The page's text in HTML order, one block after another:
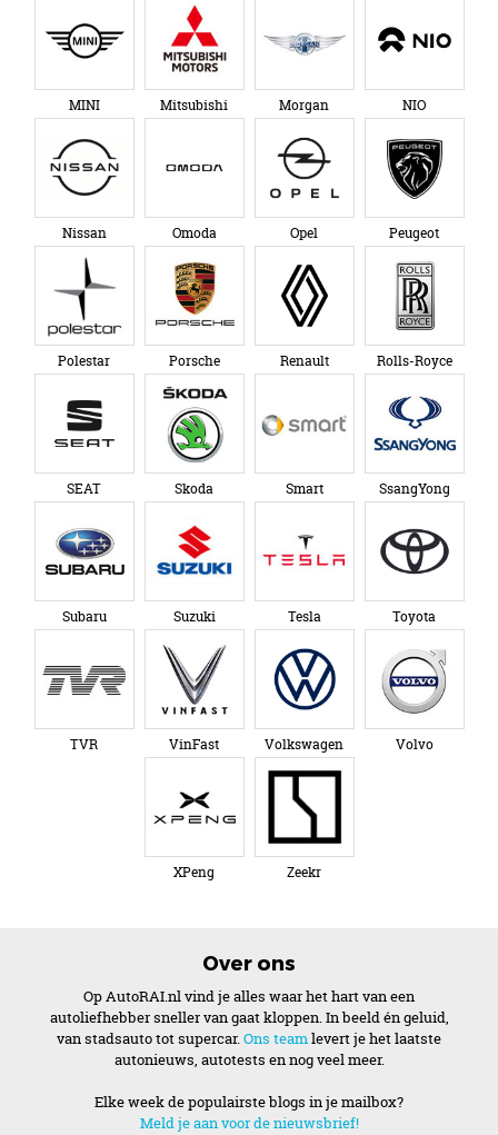
MINI Mitsubishi Morgan NIO
Nissan Omoda Opel Peugeot
Polestar Porsche Renault Rolls-Royce
SEAT Skoda Smart SsangYong
Subaru Suzuki Tesla Toyota
TVR VinFast Volkswagen Volvo
XPeng Zeekr
Over ons
Op AutoRAI.nl vind je alles waar het hart van een
autoliefhebber sneller van gaat kloppen. In beeld én geluid,
van stadsauto tot supercar. Ons team levert je het laatste
autonieuws, autotests en nog veel meer.
Elke week de populairste blogs in je mailbox?
Meld je aan voor de nieuwsbrief!